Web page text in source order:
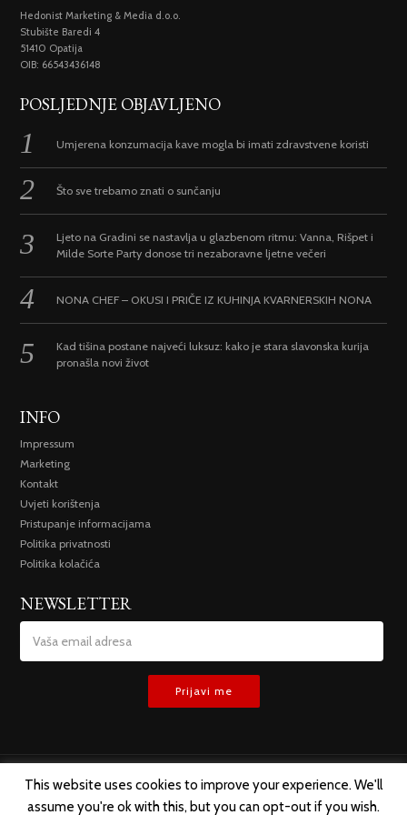
Hedonist Marketing & Media d.o.o.
Stubište Baredi 4
51410 Opatija
OIB: 66543436148
POSLJEDNJE OBJAVLJENO
Umjerena konzumacija kave mogla bi imati zdravstvene koristi
Što sve trebamo znati o sunčanju
Ljeto na Gradini se nastavlja u glazbenom ritmu: Vanna, Rišpet i
Milde Sorte Party donose tri nezaboravne ljetne večeri
NONA CHEF – OKUSI I PRIČE IZ KUHINJA KVARNERSKIH NONA
Kad tišina postane najveći luksuz: kako je stara slavonska kurija
pronašla novi život
INFO
Impressum
Marketing
Kontakt
Uvjeti korištenja
Pristupanje informacijama
Politika privatnosti
Politika kolačića
NEWSLETTER
SVA PRAVA ZADRŽANA @ 2019 TREMESIS D.O.O.
This website uses cookies to improve your experience. We'll
assume you're ok with this, but you can opt-out if you wish.